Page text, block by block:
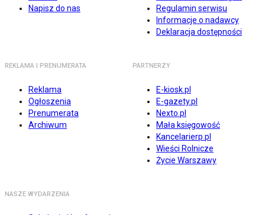
Napisz do nas
Regulamin serwisu
Informacje o nadawcy
Deklaracja dostępności
REKLAMA I PRENUMERATA
Reklama
Ogłoszenia
Prenumerata
Archiwum
PARTNERZY
E-kiosk.pl
E-gazety.pl
Nexto.pl
Mała księgowość
Kancelarierp.pl
Wieści Rolnicze
Życie Warszawy
NASZE WYDARZENIA